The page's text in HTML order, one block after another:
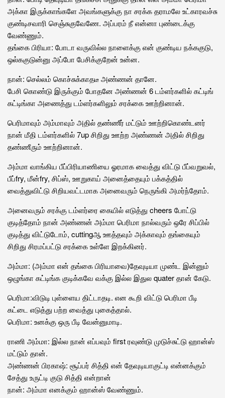
அக்கா இருக்காங்களே அவங்களுக்கு நா சரக்க தராமலே உட்காரவச்சு
குண்டிசவாரி செஞ்சுகுவேணே. அப்பரம் நீ என்னா புண்டைக்கு
வேண்ணும்.
தங்கை பிரியா: போடா வருவில்ல நாளைக்கு என் குண்டிய நக்ககுடு,
ஒல்ககுடுன்னு அப்போ பேசிக்குறேன் உன்ன.
நான்: செல்லம் கொச்சுக்காதடீ அண்ணன் தானே.
பேசி கொண்டு இருக்கும் போதனே அண்ணன் 6 டம்ளர்களில் கட்டிங்
கட்டிங்கா அணைத்து டம்ளர்களிலும் சரக்கை ஊற்றினான்.
பெரிமாவும் அம்மாவும் அதில் தண்ணீர் மட்டும் ஊற்றிகொண்டனர்
நான் மீதி டம்ளர்களில் 7up சிறிது ஊற்ற அண்ணன் அதில் சிறிது
தண்ணீரும் ஊற்றினான்.
அம்மா வாங்கிய பீப்பிரியாணியை ஓரமாக வைத்து விட்டு பீப்வறுவல்,
பீப்fry, மீன்fry, சிப்ஸ், ஊறுகாய் அனைத்தையும் பக்கத்தில்
வைத்துவிட்டு சிறியவட்டமாக அனைவரும் நெருங்கி அமர்ந்தோம்.
அனைவரும் சரக்கு டம்ளர்ரை கையில் எடுத்து cheers போட்டு
குடித்தோம் நான் அண்ணன் அம்மா பெரிமா நால்வரும் ஒரே சிப்பில்
குடித்து விட்டுடோம், cuttingஆ ஊத்தவும் அக்காவும் தங்கையும்
சிறிது சிரமப்பட்டு சரக்கை உள்ளே இறக்கினர்.
அம்மா: (அம்மா என் தங்கை பிரியாவை)தேவுடியா முண்ட இன்னும்
ஒழுங்கா கட்டிங்க குடிக்கவே வக்கு இல்ல இதுல quater தான் கேடு.
பெரிமா:விடுடி புள்ளைய திட்டாதடி. என கூறி விட்டு பெரிமா பீடி
கட்டை எடுத்து பற்ற வைத்து புகைத்தால்.
பெரிமா: உனக்கு ஒரு பீடி வேன்னுமாடி.
ராணி அம்மா: இல்ல நான் எப்பவும் first ரவுண்டு முடுச்சுட்டு ஹான்ஸ்
மட்டும் தான்.
அண்ணன் பிரகாஷ்: சூப்பர் சித்தி என் தேவுடியாகுட்டி என்னக்கும்
சேத்து உருட்டி குடு சித்தி என்றான்
நான்: அம்மா எனக்கும் ஹான்ஸ் வேண்ணும்.